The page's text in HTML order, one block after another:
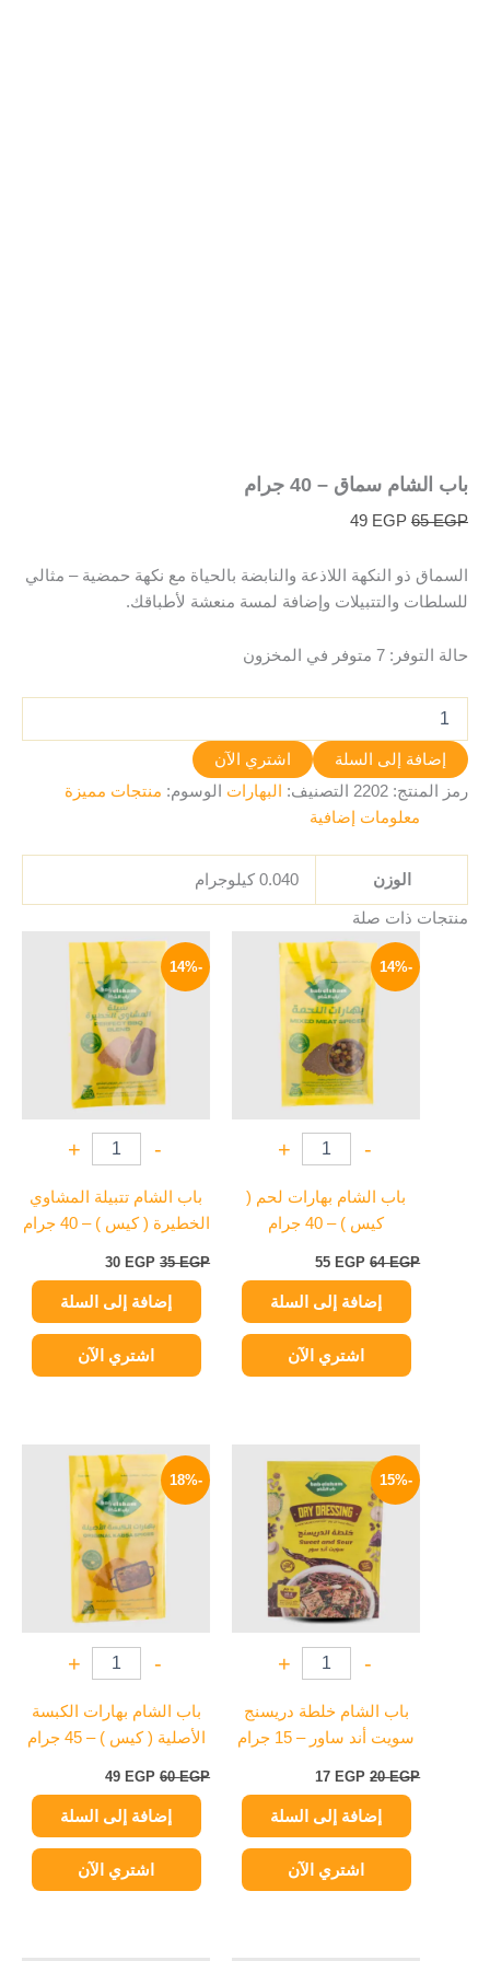
باب الشام سماق – 40 جرام
65EGP
49 EGP
السماق ذو النكهة اللاذعة والنابضة بالحياة مع نكهة حمضية – مثالي
للسلطات والتتبيلات وإضافة لمسة منعشة لأطباقك.
حالة التوفر: 7 متوفر في المخزون
إضافة إلى السلة
اشتري الآن
رمز المنتج: 2202 التصنيف: البهارات الوسوم: منتجات مميزة
معلومات إضافية
الوزن 0.040 كيلوجرام
منتجات ذات صلة
-14%
-
+
باب الشام بهارات لحم (
كيس ) – 40 جرام
64EGP
السعر
الأصلي
هو:
64 EGP.
55 EGP
السعر
الحالي
هو:
55 EGP.
إضافة إلى السلة
اشتري الآن
-14%
-
+
باب الشام تتبيلة المشاوي
الخطيرة ( كيس ) – 40 جرام
35EGP
السعر
الأصلي
هو:
35 EGP.
30 EGP
السعر
الحالي
هو:
30 EGP.
إضافة إلى السلة
اشتري الآن
-15%
-
+
باب الشام خلطة دريسنج
سويت أند ساور – 15 جرام
20EGP
الأصلي
هو:
20 EGP.
17 EGP
الحالي
هو:
17 EGP.
إضافة إلى السلة
اشتري الآن
-18%
-
+
باب الشام بهارات الكبسة
الأصلية ( كيس ) – 45 جرام
60EGP
السعر
الأصلي
هو:
60 EGP.
49 EGP
السعر
الحالي
هو:
49 EGP.
إضافة إلى السلة
اشتري الآن